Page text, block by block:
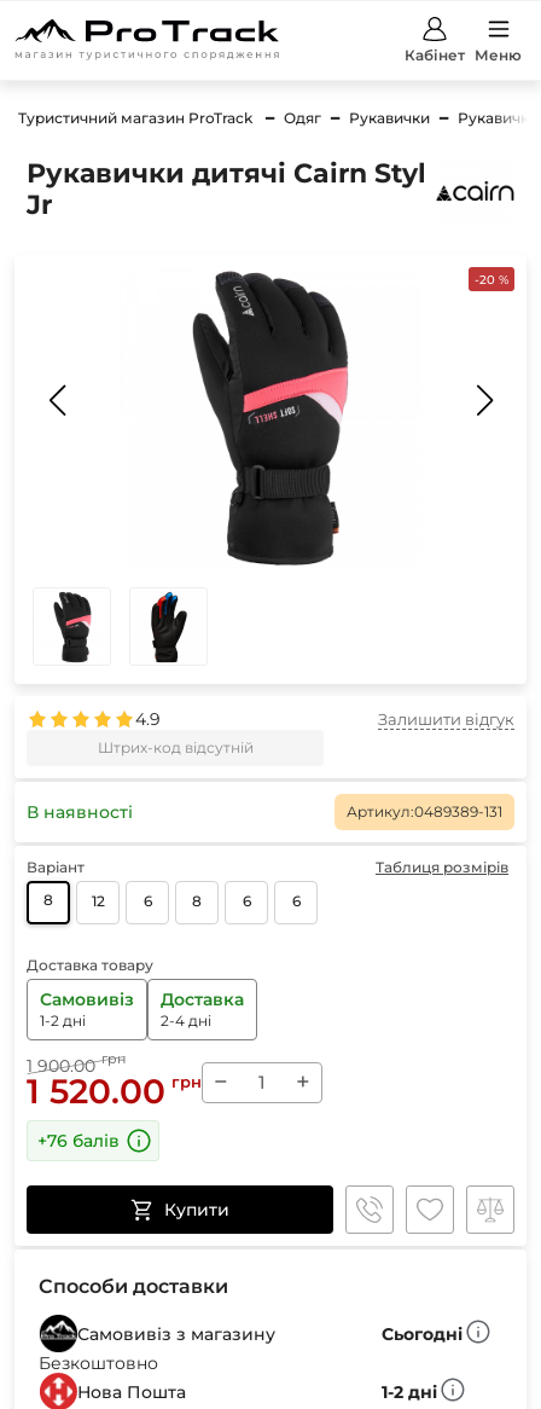
Кабінет Меню
Туристичний магазин ProTrack Одяг Рукавички
Рукавички дитячі Cairn Styl
Jr
-20 %
4.9
Штрих-код відсутній
Залишити відгук
В наявності Артикул:0489389-131
Варіант
Таблиця розмірів
8
12 6 8 6 6
Доставка товару
Самовивіз
1-2 дні
Доставка
2-4 дні
1 900.00 грн
1 520.00 грн − +
+76 балів
Купити
Способи доставки
Самовивіз з магазину
Сьогодні
Безкоштовно
Нова Пошта
1-2 дні